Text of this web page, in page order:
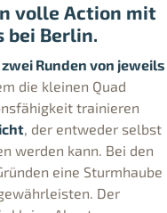
volle Action mit
bei Berlin.
zwei Runden von jeweils
die kleinen Quad
trainieren
, der entweder selbst
werden kann. Bei den
eine Sturmhaube
Der